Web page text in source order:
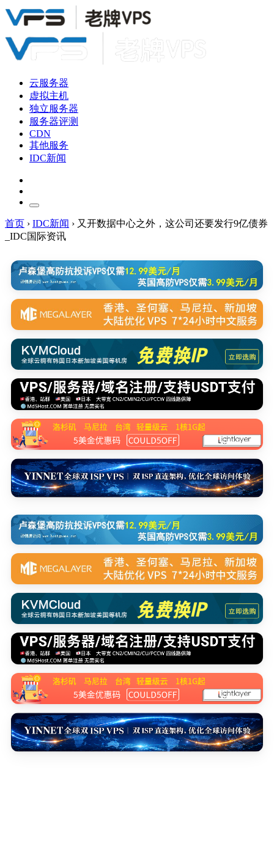
云服务器
虚拟主机
独立服务器
服务器评测
CDN
其他服务
IDC新闻
首页 › IDC新闻 › 又开数据中心之外，这公司还要发行9亿债券
_IDC国际资讯